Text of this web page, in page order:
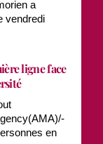
a
vendredi
ligne face
en